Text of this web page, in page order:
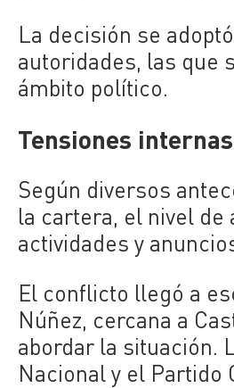
La decisión se
autoridades, las que
ámbito político.
Tensiones
Según diversos
la cartera, el nivel de
actividades y
El conflicto llegó a
Núñez, cercana a
abordar la situación.
Nacional y el Partido